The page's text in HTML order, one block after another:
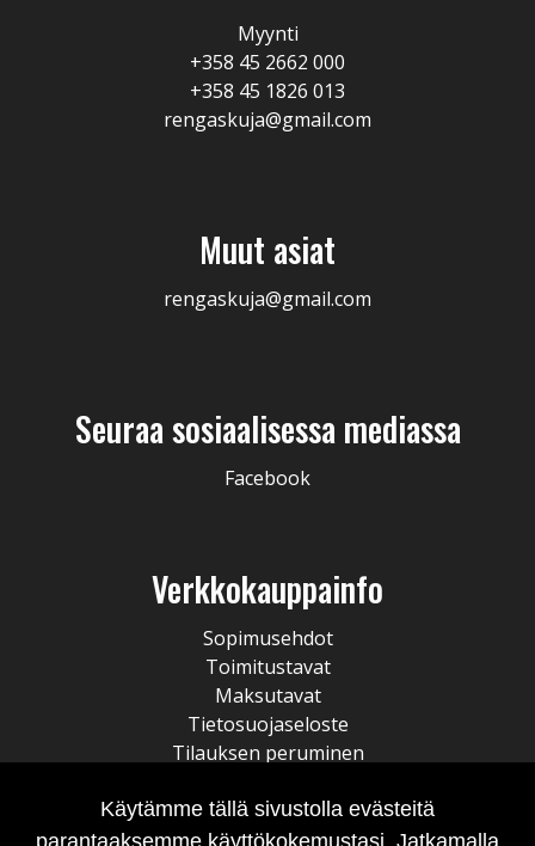
Myynti
+358 45 2662 000
+358 45 1826 013
rengaskuja@gmail.com
Muut asiat
rengaskuja@gmail.com
Seuraa sosiaalisessa mediassa
Facebook
Verkkokauppainfo
Sopimusehdot
Toimitustavat
Maksutavat
Tietosuojaseloste
Tilauksen peruminen
Käytämme tällä sivustolla evästeitä
parantaaksemme käyttökokemustasi. Jatkamalla